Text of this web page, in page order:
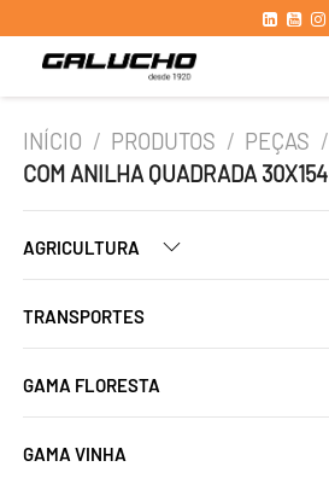
INÍCIO / PRODUTOS / PEÇAS /
COM ANILHA QUADRADA 30X154
AGRICULTURA
TRANSPORTES
GAMA FLORESTA
GAMA VINHA